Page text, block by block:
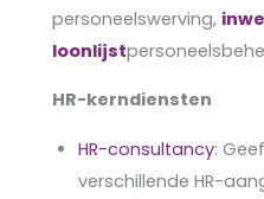
personeelswerving,
loonlijst
HR-kerndiensten
HR-consultancy:
verschillende HR-